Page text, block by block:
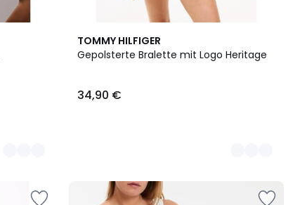
TOMMY HILFIGER
Gepolsterte Bralette mit Logo Heritage
34,90 €
2
Farben